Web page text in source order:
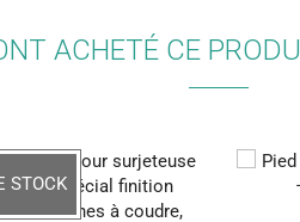
ACHETÉ CE
STOCK